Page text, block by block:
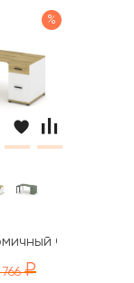
%
CN.SA-
766